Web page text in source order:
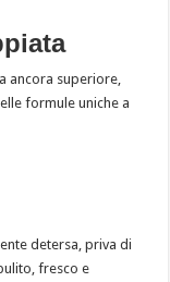
ancora superiore,
formule uniche a
detersa, priva di
fresco e